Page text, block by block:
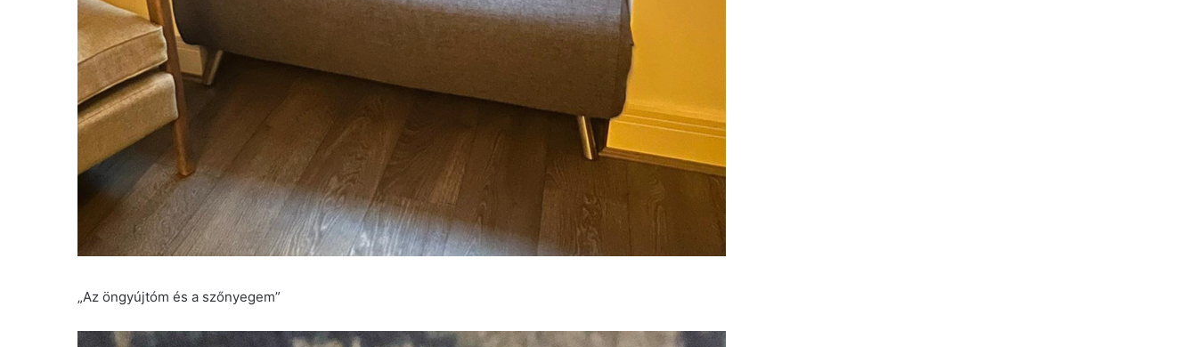
„Az öngyújtóm és a szőnyegem”